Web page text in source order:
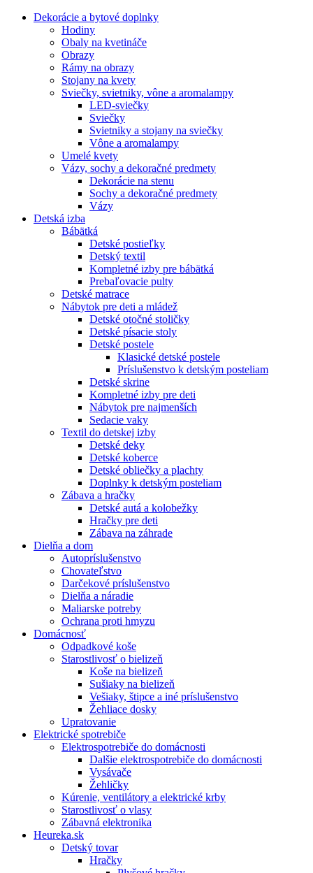
Dekorácie a bytové doplnky
Hodiny
Obaly na kvetináče
Obrazy
Rámy na obrazy
Stojany na kvety
Sviečky, svietniky, vône a aromalampy
LED-sviečky
Sviečky
Svietniky a stojany na sviečky
Vône a aromalampy
Umelé kvety
Vázy, sochy a dekoračné predmety
Dekorácie na stenu
Sochy a dekoračné predmety
Vázy
Detská izba
Bábätká
Detské postieľky
Detský textil
Kompletné izby pre bábätká
Prebaľovacie pulty
Detské matrace
Nábytok pre deti a mládež
Detské otočné stoličky
Detské písacie stoly
Detské postele
Klasické detské postele
Príslušenstvo k detským posteliam
Detské skrine
Kompletné izby pre deti
Nábytok pre najmenších
Sedacie vaky
Textil do detskej izby
Detské deky
Detské koberce
Detské obliečky a plachty
Doplnky k detským posteliam
Zábava a hračky
Detské autá a kolobežky
Hračky pre deti
Zábava na záhrade
Dielňa a dom
Autopríslušenstvo
Chovateľstvo
Darčekové príslušenstvo
Dielňa a náradie
Maliarske potreby
Ochrana proti hmyzu
Domácnosť
Odpadkové koše
Starostlivosť o bielizeň
Koše na bielizeň
Sušiaky na bielizeň
Vešiaky, štipce a iné príslušenstvo
Žehliace dosky
Upratovanie
Elektrické spotrebiče
Elektrospotrebiče do domácnosti
Dalšie elektrospotrebiče do domácnosti
Vysávače
Žehličky
Kúrenie, ventilátory a elektrické krby
Starostlivosť o vlasy
Zábavná elektronika
Heureka.sk
Detský tovar
Hračky